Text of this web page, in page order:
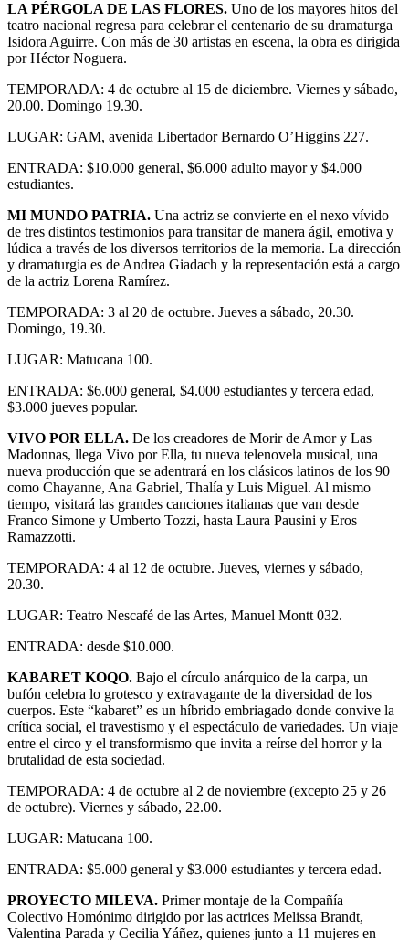
LA PÉRGOLA DE LAS FLORES. Uno de los mayores hitos del
teatro nacional regresa para celebrar el centenario de su dramaturga
Isidora Aguirre. Con más de 30 artistas en escena, la obra es dirigida
por Héctor Noguera.
TEMPORADA: 4 de octubre al 15 de diciembre. Viernes y sábado,
20.00. Domingo 19.30.
LUGAR: GAM, avenida Libertador Bernardo O’Higgins 227.
ENTRADA: $10.000 general, $6.000 adulto mayor y $4.000
estudiantes.
MI MUNDO PATRIA. Una actriz se convierte en el nexo vívido
de tres distintos testimonios para transitar de manera ágil, emotiva y
lúdica a través de los diversos territorios de la memoria. La dirección
y dramaturgia es de Andrea Giadach y la representación está a cargo
de la actriz Lorena Ramírez.
TEMPORADA: 3 al 20 de octubre. Jueves a sábado, 20.30.
Domingo, 19.30.
LUGAR: Matucana 100.
ENTRADA: $6.000 general, $4.000 estudiantes y tercera edad,
$3.000 jueves popular.
VIVO POR ELLA. De los creadores de Morir de Amor y Las
Madonnas, llega Vivo por Ella, tu nueva telenovela musical, una
nueva producción que se adentrará en los clásicos latinos de los 90
como Chayanne, Ana Gabriel, Thalía y Luis Miguel. Al mismo
tiempo, visitará las grandes canciones italianas que van desde
Franco Simone y Umberto Tozzi, hasta Laura Pausini y Eros
Ramazzotti.
TEMPORADA: 4 al 12 de octubre. Jueves, viernes y sábado,
20.30.
LUGAR: Teatro Nescafé de las Artes, Manuel Montt 032.
ENTRADA: desde $10.000.
KABARET KOQO. Bajo el círculo anárquico de la carpa, un
bufón celebra lo grotesco y extravagante de la diversidad de los
cuerpos. Este “kabaret” es un híbrido embriagado donde convive la
crítica social, el travestismo y el espectáculo de variedades. Un viaje
entre el circo y el transformismo que invita a reírse del horror y la
brutalidad de esta sociedad.
TEMPORADA: 4 de octubre al 2 de noviembre (excepto 25 y 26
de octubre). Viernes y sábado, 22.00.
LUGAR: Matucana 100.
ENTRADA: $5.000 general y $3.000 estudiantes y tercera edad.
PROYECTO MILEVA. Primer montaje de la Compañía
Colectivo Homónimo dirigido por las actrices Melissa Brandt,
Valentina Parada y Cecilia Yáñez, quienes junto a 11 mujeres en